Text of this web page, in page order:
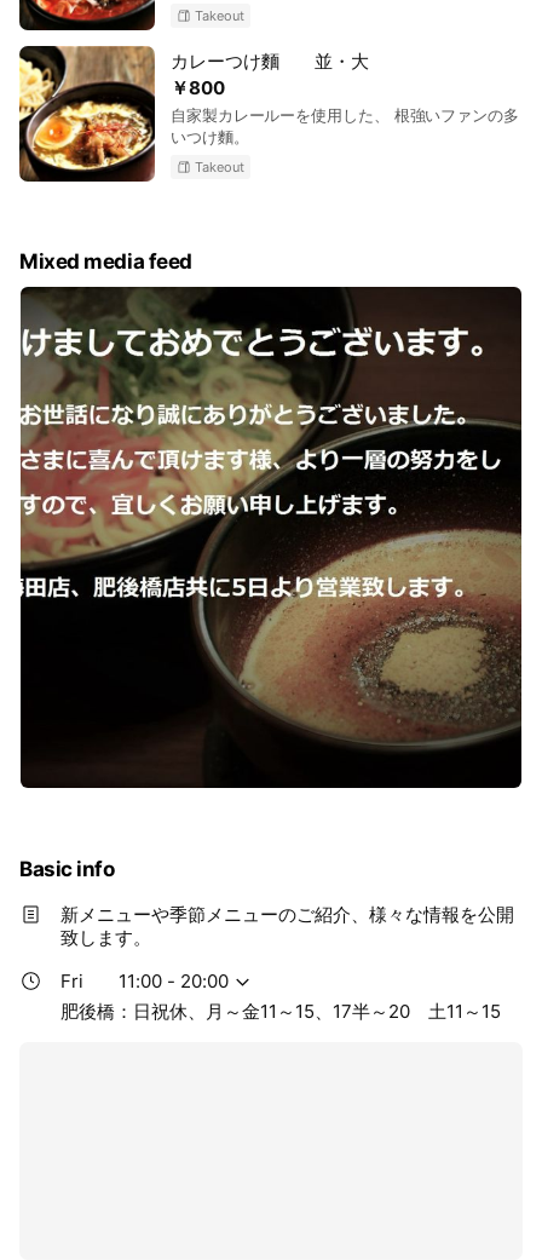
す。Takeout
￥800
カレーつけ麵 並・大
自家製カレールーを使用した、 根強いファンの多
いつけ麵。
Takeout
Mixed media feed
Basic info
新メニューや季節メニューのご紹介、様々な情報を公開
致します。
Fri
11:00 - 20:00
肥後橋：日祝休、月～金11～15、17半～20 土11～15